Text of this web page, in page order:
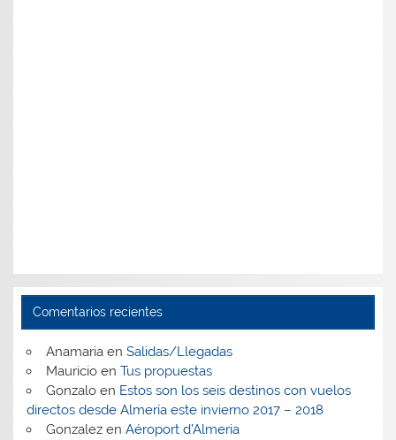
Comentarios recientes
Anamariaen Salidas/Llegadas
Mauricioen Tus propuestas
Gonzaloen Estos son los seis destinos con vuelos
directos desde Almería este invierno 2017 – 2018
Gonzalezen Aéroport d’Almeria